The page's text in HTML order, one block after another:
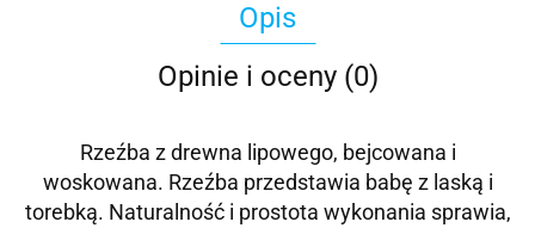
Opis
Opinie i oceny (0)
Rzeźba z drewna lipowego, bejcowana i
woskowana. Rzeźba przedstawia babę z laską i
torebką. Naturalność i prostota wykonania sprawia,